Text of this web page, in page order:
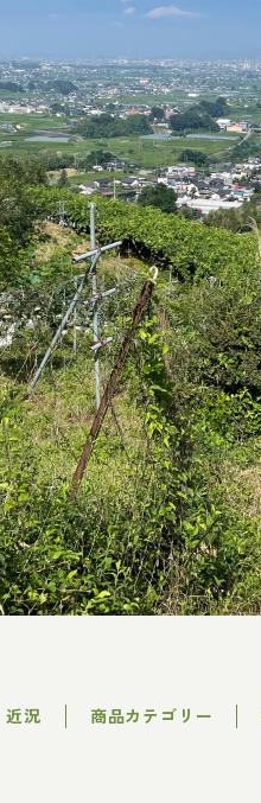
近況 商品カテゴリー